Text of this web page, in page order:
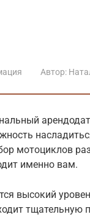
Автор:
мотоциклов
именно вам.
высокий
тщательную